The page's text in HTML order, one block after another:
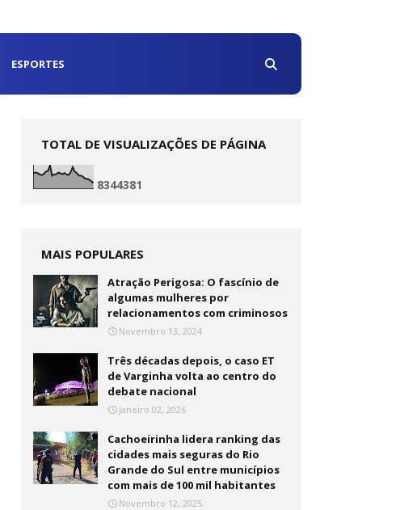
ESPORTES
TOTAL DE VISUALIZAÇÕES DE PÁGINA
8344381
MAIS POPULARES
Atração Perigosa: O fascínio de
algumas mulheres por
relacionamentos com criminosos
Novembro 13, 2024
Três décadas depois, o caso ET
de Varginha volta ao centro do
debate nacional
Janeiro 02, 2026
Cachoeirinha lidera ranking das
cidades mais seguras do Rio
Grande do Sul entre municípios
com mais de 100 mil habitantes
Novembro 12, 2025